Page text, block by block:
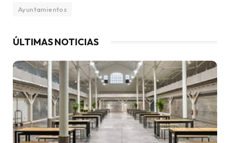
Ayuntamientos
ÚLTIMAS NOTICIAS